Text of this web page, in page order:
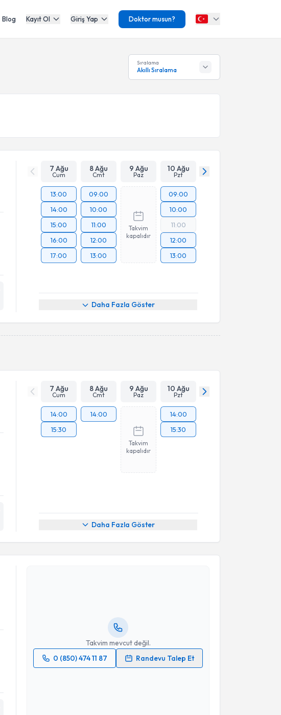
Blog Kayıt Ol Giriş Yap Doktor musun?
Sıralama
Akıllı Sıralama
7 Ağu
Cum
8 Ağu
Cmt
9 Ağu
Paz
10 Ağu
Pzt
13:00
14:00
15:00
16:00
17:00
09:00
10:00
11:00
12:00
13:00
Takvim
kapalıdır
09:00
10:00
11:00
12:00
13:00
Daha Fazla Göster
7 Ağu
Cum
8 Ağu
Cmt
9 Ağu
Paz
10 Ağu
Pzt
14:00
15:30
14:00
Takvim
kapalıdır
14:00
15:30
Daha Fazla Göster
Takvim mevcut değil.
0 (850) 474 11 87
Randevu Talep Et